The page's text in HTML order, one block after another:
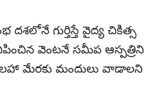
గుర్తిస్తే వైద్య చికిత్స
వెంటనే సమీప ఆస్పత్రిని
మేరకు మందులు వాడాలని